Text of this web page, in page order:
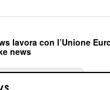
lavora con l’Unione
news